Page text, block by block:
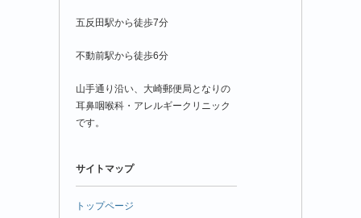
五反田駅から徒歩7分
不動前駅から徒歩6分
山手通り沿い、大崎郵便局となりの
耳鼻咽喉科・アレルギークリニック
です。
サイトマップ
トップページ